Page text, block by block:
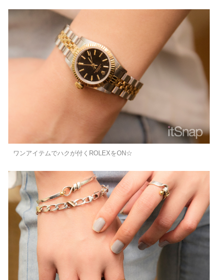
ワンアイテムでハクが付くROLEXをON☆